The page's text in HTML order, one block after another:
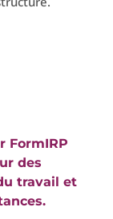
FormIRP
des
travail et